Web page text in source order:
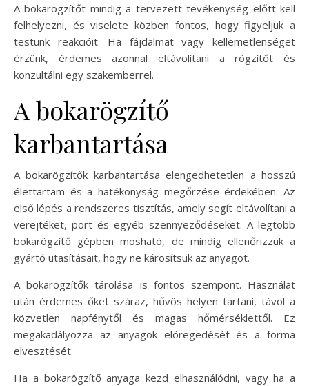
A bokarögzítőt mindig a tervezett tevékenység előtt kell
felhelyezni, és viselete közben fontos, hogy figyeljük a
testünk reakcióit. Ha fájdalmat vagy kellemetlenséget
érzünk, érdemes azonnal eltávolítani a rögzítőt és
konzultálni egy szakemberrel.
A bokarögzítő
karbantartása
A bokarögzítők karbantartása elengedhetetlen a hosszú
élettartam és a hatékonyság megőrzése érdekében. Az
első lépés a rendszeres tisztítás, amely segít eltávolítani a
verejtéket, port és egyéb szennyeződéseket. A legtöbb
bokarögzítő gépben mosható, de mindig ellenőrizzük a
gyártó utasításait, hogy ne károsítsuk az anyagot.
A bokarögzítők tárolása is fontos szempont. Használat
után érdemes őket száraz, hűvös helyen tartani, távol a
közvetlen napfénytől és magas hőmérséklettől. Ez
megakadályozza az anyagok elöregedését és a forma
elvesztését.
Ha a bokarögzítő anyaga kezd elhasználódni, vagy ha a